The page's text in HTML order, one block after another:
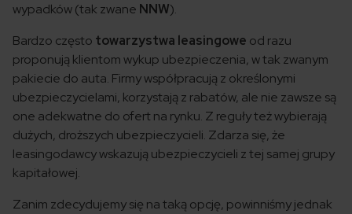
wypadków (tak zwane NNW).
Bardzo często towarzystwa leasingowe od razu
proponują klientom wykup ubezpieczenia, w tak zwanym
pakiecie do auta. Firmy współpracują z określonymi
ubezpieczycielami, korzystają z rabatów, ale nie zawsze są
one adekwatne do ofert na rynku. Z reguły też wybierają
dużych, droższych ubezpieczycieli. Zdarza się, że
leasingodawcy wskazują ubezpieczycieli z tej samej grupy
kapitałowej.
Zanim zdecydujemy się na taką opcję, powinniśmy jednak